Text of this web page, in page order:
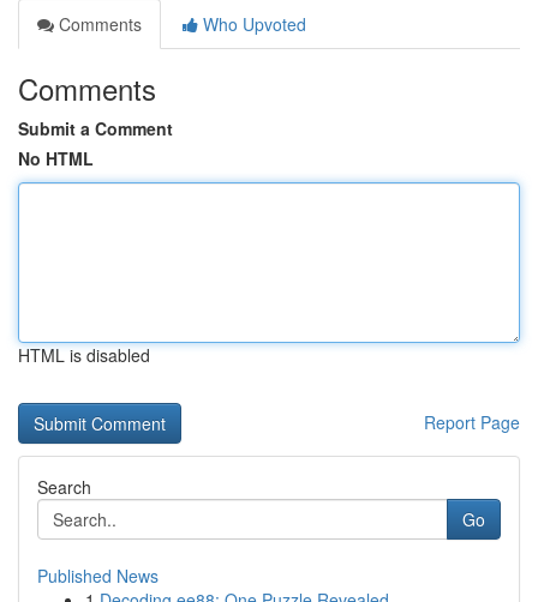
Comments
Who Upvoted
Comments
Submit a Comment
No HTML
HTML is disabled
Report Page
Search
Go
Published News